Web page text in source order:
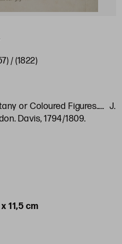
/ (1822)
or Coloured Figures….. J.
Davis, 1794/1809.
11,5 cm